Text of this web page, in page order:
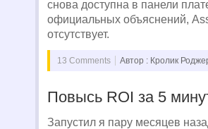
снова доступна в панели
официальных объяснений,
отсутствует.
13 Comments Автор : Кролик
Повысь ROI за 5
Запустил я пару месяцев